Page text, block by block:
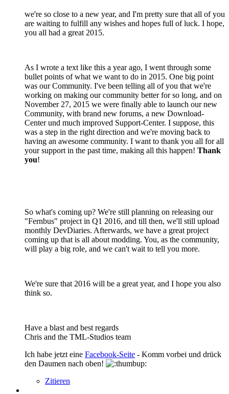
we're so close to a new year, and I'm pretty sure that all of you
are waiting to fulfill any wishes and hopes full of luck. I hope,
you all had a great 2015.
As I wrote a text like this a year ago, I went through some
bullet points of what we want to do in 2015. One big point
was our Community. I've been telling all of you that we're
working on making our community better for so long, and on
November 27, 2015 we were finally able to launch our new
Community, with brand new forums, a new Download-
Center und much improved Support-Center. I suppose, this
was a step in the right direction and we're moving back to
having an awesome community. I want to thank you all for all
your support in the past time, making all this happen! Thank
you!
So what's coming up? We're still planning on releasing our
"Fernbus" project in Q1 2016, and till then, we'll still upload
monthly DevDiaries. Afterwards, we have a great project
coming up that is all about modding. You, as the community,
will play a big role, and we can't wait to tell you more.
We're sure that 2016 will be a great year, and I hope you also
think so.
Have a blast and best regards
Chris and the TML-Studios team
Ich habe jetzt eine Facebook-Seite - Komm vorbei und drück
den Daumen nach oben!
Zitieren